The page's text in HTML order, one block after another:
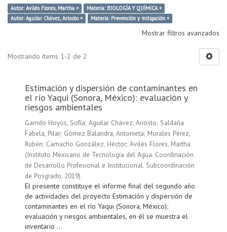
Autor: Avilés Flores, Martha ×
Materia: BIOLOGÍA Y QUÍMICA ×
Autor: Aguilar Chávez, Ariosto ×
Materia: Prevención y mitigación ×
Mostrar filtros avanzados
Mostrando ítems 1-2 de 2
Estimación y dispersión de contaminantes en
el río Yaqui (Sonora, México): evaluación y
riesgos ambientales
Garrido Hoyos, Sofía; Aguilar Chávez, Ariosto; Saldaña
Fabela, Pilar; Gómez Balandra, Antonieta; Morales Pérez,
Rubén; Camacho González, Héctor; Avilés Flores, Martha
(Instituto Mexicano de Tecnología del Agua. Coordinación
de Desarrollo Profesional e Institucional. Subcoordinación
de Posgrado, 2019)
El presente constituye el informe final del segundo año
de actividades del proyecto Estimación y dispersión de
contaminantes en el río Yaqui (Sonora, México);
evaluación y riesgos ambientales, en él se muestra el
inventario ...